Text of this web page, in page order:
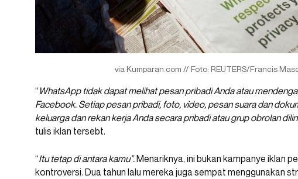
via Kumparan.com // Foto: REUTERS/Francis
“ WhatsApp tidak dapat melihat pesan pribadi Anda atau
Facebook. Setiap pesan pribadi, foto, video, pesan suara dan
keluarga dan rekan kerja Anda secara pribadi atau grup obrolan
tulis iklan tersebt.
“Itu tetap di antara kamu”.Menariknya, ini bukan kampanye iklan
kontroversi. Dua tahun lalu mereka juga sempat menggunakan